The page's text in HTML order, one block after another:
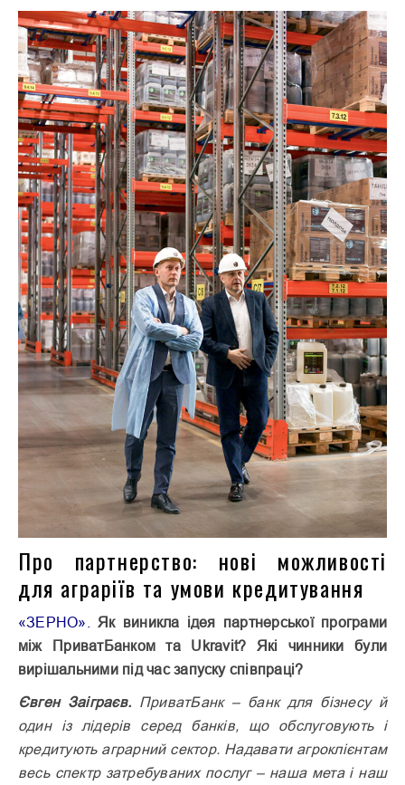
Про партнерство: нові можливості
для аграріїв та умови кредитування
«ЗЕРНО».
Як виникла ідея партнерської програми
між ПриватБанком та Ukravit? Які чинники були
вирішальними під час запуску співпраці?
Євген Заіграєв. ПриватБанк – банк для бізнесу й
один із лідерів серед банків, що обслуговують і
кредитують аграрний сектор. Надавати агроклієнтам
весь спектр затребуваних послуг – наша мета і наш